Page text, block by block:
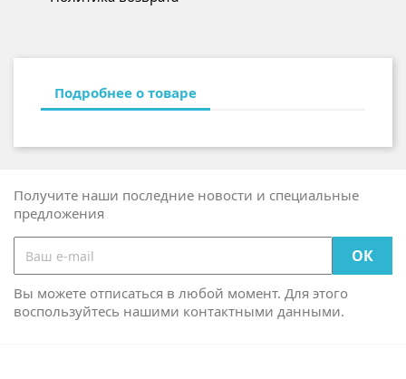
Подробнее о товаре
Получите наши последние новости и специальные
предложения
Вы можете отписаться в любой момент. Для этого
воспользуйтесь нашими контактными данными.